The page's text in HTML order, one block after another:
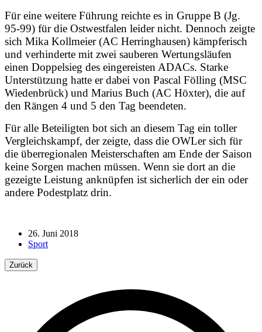
Für eine weitere Führung reichte es in Gruppe B (Jg.
95-99) für die Ostwestfalen leider nicht. Dennoch zeigte
sich Mika Kollmeier (AC Herringhausen) kämpferisch
und verhinderte mit zwei sauberen Wertungsläufen
einen Doppelsieg des eingereisten ADACs. Starke
Unterstützung hatte er dabei von Pascal Fölling (MSC
Wiedenbrück) und Marius Buch (AC Höxter), die auf
den Rängen 4 und 5 den Tag beendeten.
Für alle Beteiligten bot sich an diesem Tag ein toller
Vergleichskampf, der zeigte, dass die OWLer sich für
die überregionalen Meisterschaften am Ende der Saison
keine Sorgen machen müssen. Wenn sie dort an die
gezeigte Leistung anknüpfen ist sicherlich der ein oder
andere Podestplatz drin.
26. Juni 2018
Sport